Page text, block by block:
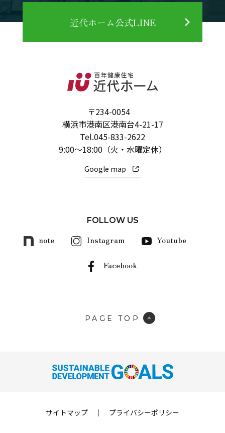
近代ホーム公式LINE
〒234-0054
横浜市港南区港南台4-21-17
Tel.045-833-2622
9:00～18:00（火・水曜定休）
Google map
FOLLOW US
note Instagram Youtube
Facebook
PAGE TOP
サイトマップ ｜ プライバシーポリシー